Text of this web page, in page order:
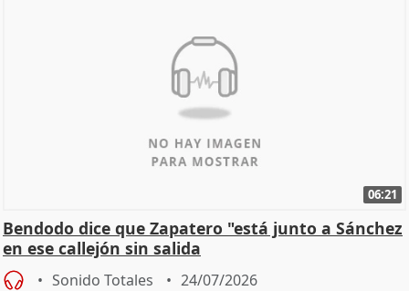
06:21
Bendodo dice que Zapatero "está junto a Sánchez
en ese callejón sin salida
Sonido Totales 24/07/2026